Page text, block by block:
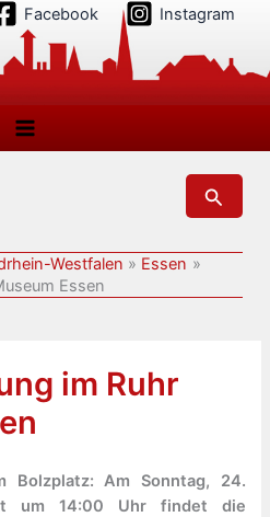
Facebook Instagram
Suchen
Westfalen
Essen
Essen
im Ruhr
Bolzplatz: Am Sonntag, 24.
um 14:00 Uhr findet die